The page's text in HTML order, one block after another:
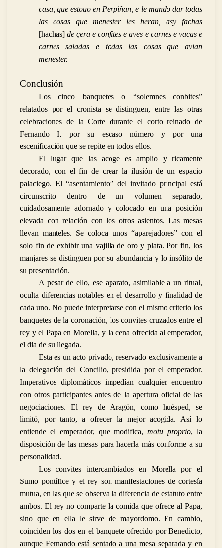
casa, que estouo en Perpiñan, e le mando dar todas
las cosas que menester les heran, asy fachas
[hachas] de çera e confites e aves e carnes e vacas e
carnes saladas e todas las cosas que avian
menester.
Conclusión
Los cinco banquetes o “solemnes conbites”
relatados por el cronista se distinguen, entre las otras
celebraciones de la Corte durante el corto reinado de
Fernando I, por su escaso número y por una
escenificación que se repite en todos ellos.
El lugar que las acoge es amplio y ricamente
decorado, con el fin de crear la ilusión de un espacio
palaciego. El “asentamiento” del invitado principal está
circunscrito dentro de un volumen separado,
cuidadosamente adornado y colocado en una posición
elevada con relación con los otros asientos. Las mesas
llevan manteles. Se coloca unos “aparejadores” con el
solo fin de exhibir una vajilla de oro y plata. Por fin, los
manjares se distinguen por su abundancia y lo insólito de
su presentación.
A pesar de ello, ese aparato, asimilable a un ritual,
oculta diferencias notables en el desarrollo y finalidad de
cada uno. No puede interpretarse con el mismo criterio los
banquetes de la coronación, los convites cruzados entre el
rey y el Papa en Morella, y la cena ofrecida al emperador,
el día de su llegada.
Esta es un acto privado, reservado exclusivamente a
la delegación del Concilio, presidida por el emperador.
Imperativos diplomáticos impedían cualquier encuentro
con otros participantes antes de la apertura oficial de las
negociaciones. El rey de Aragón, como huésped, se
limitó, por tanto, a ofrecer la mejor acogida. Así lo
entiende el emperador, que modifica,motu proprio, la
disposición de las mesas para hacerla más conforme a su
personalidad.
Los convites intercambiados en Morella por el
Sumo pontífice y el rey son manifestaciones de cortesía
mutua, en las que se observa la diferencia de estatuto entre
ambos. El rey no comparte la comida que ofrece al Papa,
sino que en ella le sirve de mayordomo. En cambio,
coinciden los dos en el banquete ofrecido por Benedicto,
aunque Fernando está sentado a una mesa separada y en